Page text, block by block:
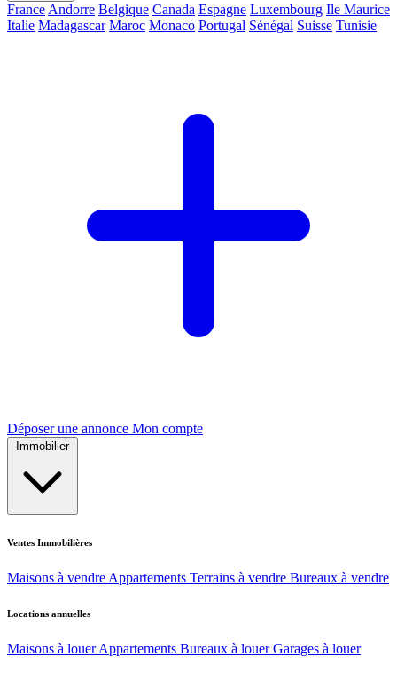
France Andorre Belgique Canada Espagne Luxembourg Ile Maurice
Italie Madagascar Maroc Monaco Portugal Sénégal Suisse Tunisie
Déposer une annonce Mon compte
Immobilier
Ventes Immobilières
Maisons à vendre Appartements Terrains à vendre Bureaux à vendre
Locations annuelles
Maisons à louer Appartements Bureaux à louer Garages à louer